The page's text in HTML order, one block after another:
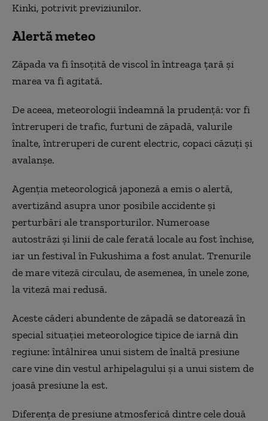
Kinki, potrivit previziunilor.
Alertă meteo
Zăpada va fi însoţită de viscol în întreaga ţară şi
marea va fi agitată.
De aceea, meteorologii îndeamnă la prudenţă: vor fi
întreruperi de trafic, furtuni de zăpadă, valurile
înalte, întreruperi de curent electric, copaci căzuţi şi
avalanşe.
Agenţia meteorologică japoneză a emis o alertă,
avertizând asupra unor posibile accidente şi
perturbări ale transporturilor. Numeroase
autostrăzi şi linii de cale ferată locale au fost închise,
iar un festival în Fukushima a fost anulat. Trenurile
de mare viteză circulau, de asemenea, în unele zone,
la viteză mai redusă.
Aceste căderi abundente de zăpadă se datorează în
special situaţiei meteorologice tipice de iarnă din
regiune: întâlnirea unui sistem de înaltă presiune
care vine din vestul arhipelagului şi a unui sistem de
joasă presiune la est.
Diferenţa de presiune atmosferică dintre cele două